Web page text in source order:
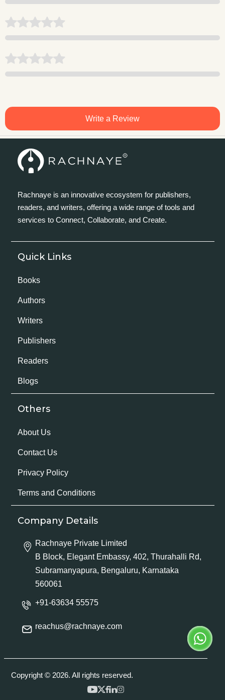
Write a Review
Rachnaye is an innovative ecosystem for publishers,
readers, and writers, offering a wide range of tools and
services to Connect, Collaborate, and Create.
Quick Links
Books
Authors
Writers
Publishers
Readers
Blogs
Others
About Us
Contact Us
Privacy Policy
Terms and Conditions
Company Details
Rachnaye Private Limited
B Block, Elegant Embassy, 402, Thurahalli Rd,
Subramanyapura, Bengaluru, Karnataka
560061
+91-63634 55575
reachus@rachnaye.com
Copyright © 2026. All rights reserved.